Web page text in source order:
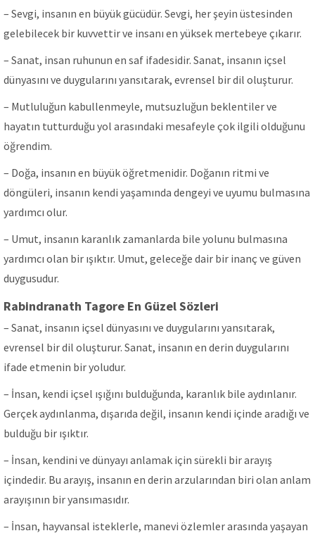
– Sevgi, insanın en büyük gücüdür. Sevgi, her şeyin üstesinden
gelebilecek bir kuvvettir ve insanı en yüksek mertebeye çıkarır.
– Sanat, insan ruhunun en saf ifadesidir. Sanat, insanın içsel
dünyasını ve duygularını yansıtarak, evrensel bir dil oluşturur.
– Mutluluğun kabullenmeyle, mutsuzluğun beklentiler ve
hayatın tutturduğu yol arasındaki mesafeyle çok ilgili olduğunu
öğrendim.
– Doğa, insanın en büyük öğretmenidir. Doğanın ritmi ve
döngüleri, insanın kendi yaşamında dengeyi ve uyumu bulmasına
yardımcı olur.
– Umut, insanın karanlık zamanlarda bile yolunu bulmasına
yardımcı olan bir ışıktır. Umut, geleceğe dair bir inanç ve güven
duygusudur.
Rabindranath Tagore En Güzel Sözleri
– Sanat, insanın içsel dünyasını ve duygularını yansıtarak,
evrensel bir dil oluşturur. Sanat, insanın en derin duygularını
ifade etmenin bir yoludur.
– İnsan, kendi içsel ışığını bulduğunda, karanlık bile aydınlanır.
Gerçek aydınlanma, dışarıda değil, insanın kendi içinde aradığı ve
bulduğu bir ışıktır.
– İnsan, kendini ve dünyayı anlamak için sürekli bir arayış
içindedir. Bu arayış, insanın en derin arzularından biri olan anlam
arayışının bir yansımasıdır.
– İnsan, hayvansal isteklerle, manevi özlemler arasında yaşayan